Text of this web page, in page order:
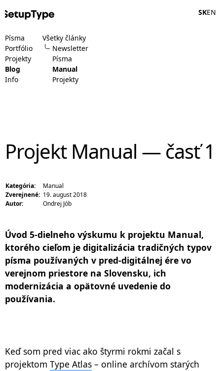
SKEN
Písma
Portfólio
Projekty
Blog
Info
Všetky články
Newsletter
Písma
Manual
Projekty
Projekt Manual — časť 1
Kategória:
Manual
Zverejnené: 19. august 2018
Autor:
Ondrej Jób
Úvod 5-dielneho výskumu k projektu Manual,
ktorého cieľom je digitalizácia tradičných typov
písma používaných v pred-digitálnej ére vo
verejnom priestore na Slovensku, ich
modernizácia a opätovné uvedenie do
používania.
Keď som pred viac ako štyrmi rokmi začal s
projektom Type Atlas – online archívom starých